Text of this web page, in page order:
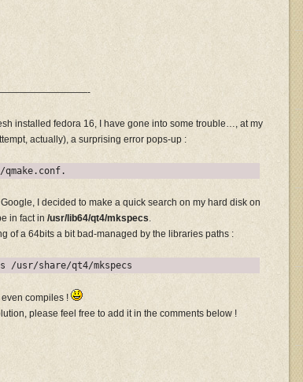
——————————-
installed fedora 16, I have gone into some trouble…, at my
actually), a surprising error pops-up :
I decided to make a quick search on my hard disk on
in fact in /usr/lib64/qt4/mkspecs.
of a 64bits a bit bad-managed by the libraries paths :
/usr/share/qt4/mkspecs
compiles !
please feel free to add it in the comments below !